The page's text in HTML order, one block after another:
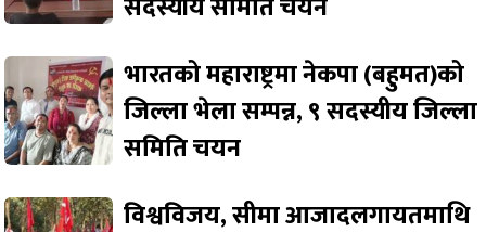
भारतको महाराष्ट्रमा नेकपा (बहुमत)को
जिल्ला भेला सम्पन्न, ९ सदस्यीय जिल्ला
समिति चयन
विश्वविजय, सीमा आजादलगायतमाथि